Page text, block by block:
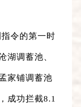
令的第一时
湖调蓄池、
家铺调蓄池
成功拦截8.1